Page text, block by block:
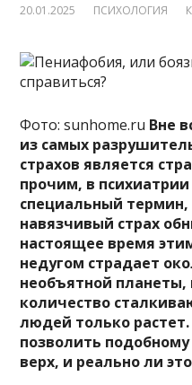
20.01.2025 ПСИХОЛОГИЯ
Фото: sunhome.ru Вне
из самых
страхов является
прочим, в
специальный
навязчивый страх
настоящее время
недугом страдает
необъятной
количество
людей только
позволить
верх, и реально ли